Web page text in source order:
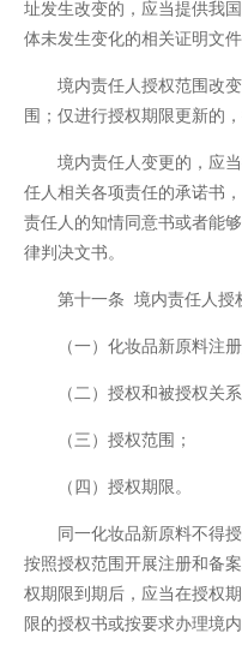
址发生改变的，应当提供我
体未发生变化的相关证明文件
境内责任人授权范围改
围；仅进行授权期限更新的
境内责任人变更的，应
任人相关各项责任的承诺书
责任人的知情同意书或者能
律判决文书。
第十一条 境内责任人授
（一）化妆品新原料注
（二）授权和被授权关系
（三）授权范围；
（四）授权期限。
同一化妆品新原料不得
按照授权范围开展注册和备
权期限到期后，应当在授权
限的授权书或按要求办理境内